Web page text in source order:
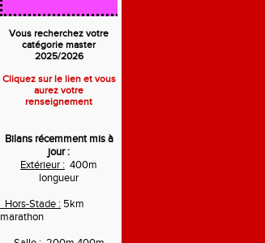
Vous recherchez votre
catégorie master
2025/2026
Cliquez sur le lien et vous
aurez votre
renseignement
Bilans récemment mis à
jour :
Extérieur : 400m
longueur
Hors-Stade : 5km
marathon